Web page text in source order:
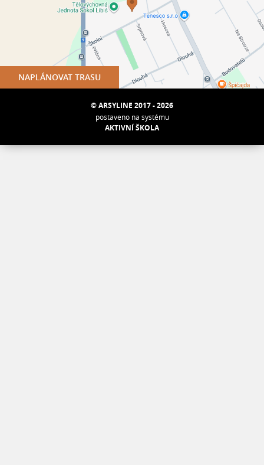
NAPLÁNOVAT TRASU
© ARSYLINE 2017 - 2026
postaveno na systému
AKTIVNÍ ŠKOLA